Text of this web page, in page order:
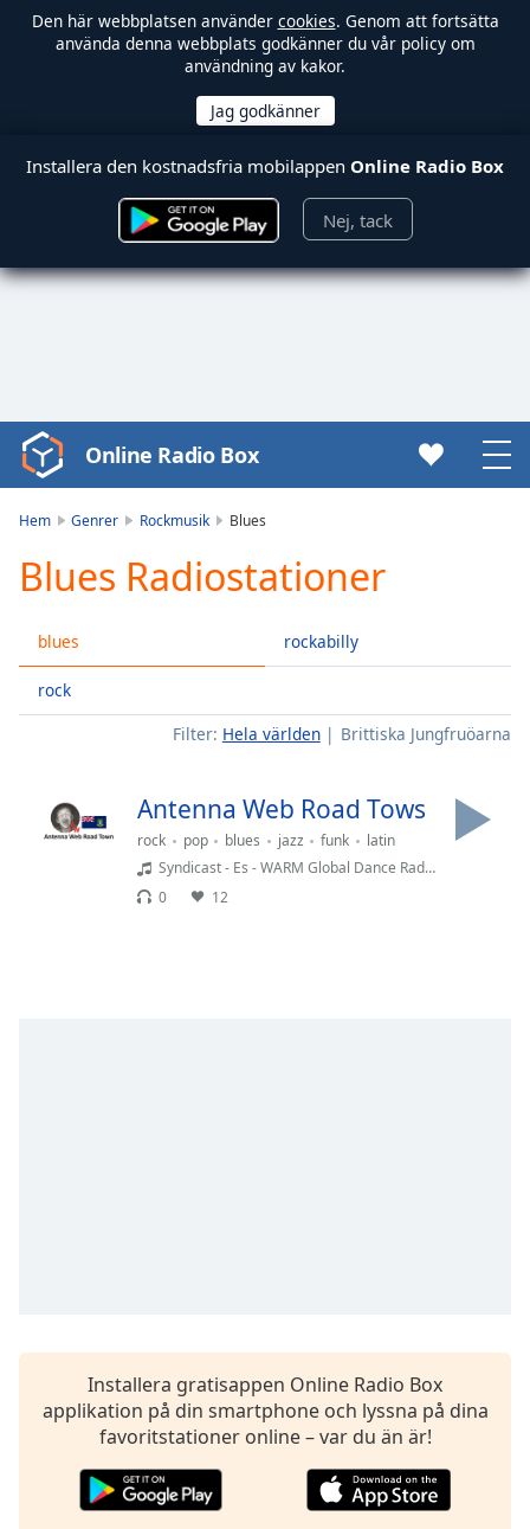
Den här webbplatsen använder cookies. Genom att fortsätta
använda denna webbplats godkänner du vår policy om
användning av kakor.
Installera den kostnadsfria mobilappen Online Radio Box
Nej, tack
Video
Player
Play
Video
Skip
Skip
Duration-:-
Descriptions
descriptions
off,
selected
Online Radio Box
Hem Genrer Rockmusik Blues
Blues Radiostationer
blues
rock
rockabilly
Filter: Hela världen Brittiska Jungfruöarna
Antenna Web Road Tows
rock pop blues jazz funk
latin
Syndicast - Es - WARM Global Dance Radio Chart Top 20
0
12
Installera gratisappen Online Radio Box
applikation på din smartphone och lyssna på dina
favoritstationer online – var du än är!